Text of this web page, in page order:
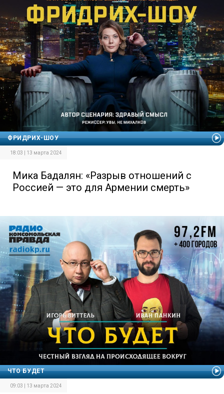
ФРИДРИХ-ШОУ
18:03 | 13 марта 2024
Мика Бадалян: «Разрыв отношений с
Россией — это для Армении смерть»
ЧТО БУДЕТ
09:03 | 13 марта 2024